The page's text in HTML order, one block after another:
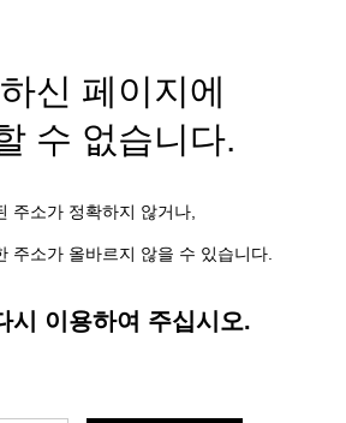
신 페이지에
수 없습니다.
주소가 정확하지 않거나,
주소가 올바르지 않을 수 있습니다.
시 이용하여 주십시오.